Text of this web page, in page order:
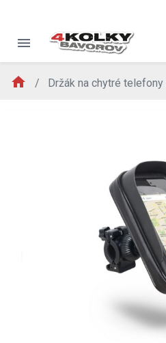
menu
home Držák na chytré telefony